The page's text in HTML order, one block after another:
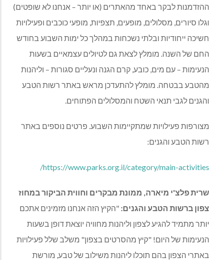
ההזדמנות לבקר באחד מהאתרים (או יותר – אנחנו לא שופטים)
וגלו סיורים, מסלולים, מופעים, תצפיות, מופעי כוכבים ופעילויות
חשיכה ייחודיות ובלתי נשכחות במהלך כל ימות השבוע בחודש
החם של השנה. מומלץ לצאת גם לטיולים עצמאיים בשעות
הנעימות – עם מים, כובע, קרם הגנה ונעליים סגורות – וליהנות
מהטבע בבטחה. מומלץ להתעדכן מראש באתר רשות הטבע
והגנים לגבי תנאי השטח והמסלולים הפתוחים.
מצורפות פעילויות שמתקיימות השבוע. פרטים נוספים באתר
רשות הטבע והגנים:
https://www.parks.org.il/category/main-activities
/
שרית פלצ'י מיארה, ממונת מבקרים וחווית הביקור במחוז
צפון ברשות הטבע והגנים: "הקיץ הזה אנחנו מזמינים אתכם
יותר מתמיד להגיע לצפון וליהנות מחוויה יוצאת דופן בשעות
הנעימות של היום! "קיץ מהסרטים בצפון" משלב שלל פעילויות
באתרי הצפון בהם תוכלו ליהנות משילוב של טבע, מורשת